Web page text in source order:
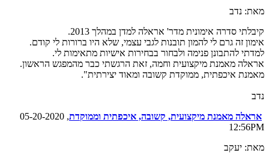
מאת: נדב
קיבלתי סדרה אימונית מדר' אראלה למדן במהלך 2013.
אימון זה גרם לי להמון תובנות לגבי עצמי, שלא היו ברורות לי קודם.
למדתי להתבונן פנימה ולבחור בבחירות אישיות מתאימות לי.
אראלה מאמנת מיקצועית וחמה, זאת הרגשתי כבר מהמפגש הראשון.
מאמנת איכפתית, ממוקדת קשובה ומאוד יצירתית".
נדב
אראלה מאמנת מיקצועית, קשובה, איכפתית וממוקדת , 05-20-2020
12:56PM
מאת: יעקב